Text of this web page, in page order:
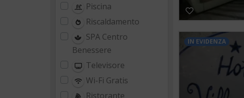
IN EVIDENZA
Piscina
Riscaldamento
SPA Centro
Benessere
Televisore
Wi-Fi Gratis
Ristorante